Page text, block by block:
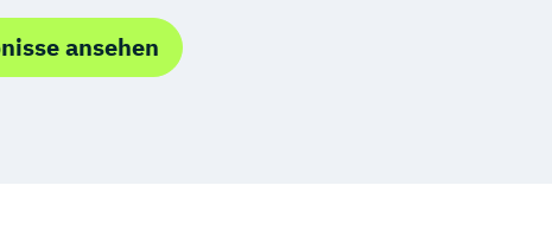
ansehen